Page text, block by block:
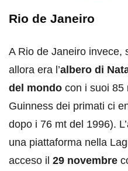
Rio de Janeiro
A Rio de Janeiro invece,
allora era l’albero di
del mondo con i suoi 85
Guinness dei primati ci
dopo i 76 mt del 1996).
una piattaforma nella
acceso il 29 novembre